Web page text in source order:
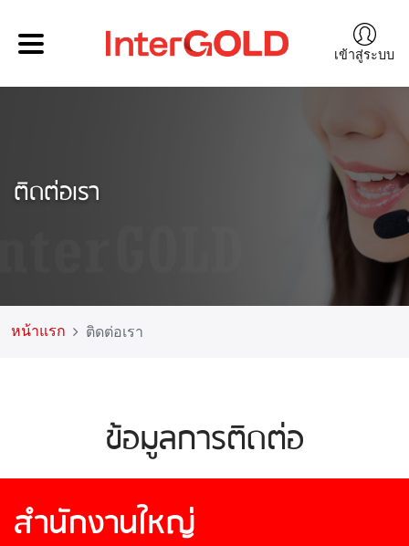
เข้าสู่ระบบ
ติดต่อเรา
หน้าแรก ติดต่อเรา
ข้อมูลการติดต่อ
สำนักงานใหญ่